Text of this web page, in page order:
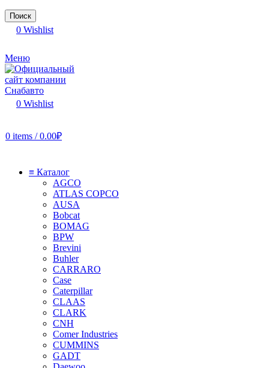
Поиск
0 Wishlist
Меню
0 Wishlist
0 items / 0.00₽
≡ Каталог
AGCO
ATLAS COPCO
AUSA
Bobcat
BOMAG
BPW
Brevini
Buhler
CARRARO
Case
Caterpillar
CLAAS
CLARK
CNH
Comer Industries
CUMMINS
GADT